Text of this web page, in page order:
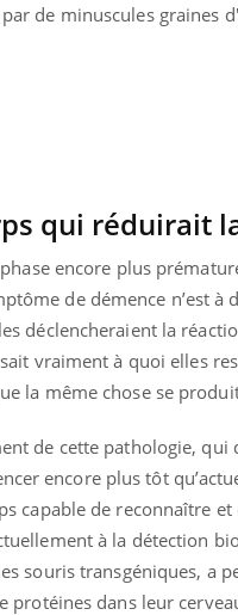
de minuscules graines
qui réduirait
encore plus
de démence n’est
déclencheraient la
vraiment à quoi elles
la même chose se
de cette pathologie,
encore plus tôt
capable de reconnaître
à la détection
souris transgéniques, a
dans leur
numérique »
l’accès à la médecine
Youtube
lié à un groupe
d'un « jumeau
» permet ...